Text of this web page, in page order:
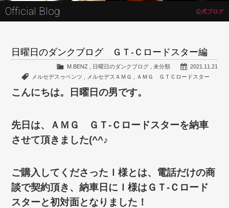
Official Blog 公式ブログ
日曜日のダンクブログ ＧＴ‐Ｃロードスター編
2021.11.21
M.BENZ 日曜日のダンクブログ, 未分類
メルセデスゥベンツ
メルセデスＡＭＧ ＡＭＧ ＧＴＣロードスター
こんにちは。日曜日の男です。
先日は、ＡＭＧ ＧＴ-Ｃロードスターを納車
させて頂きました(^^♪
ご購入してくださったＩ様とは、電話だけの商
談で契約頂き、納車日にＩ様はＧＴ-Ｃロード
スターと初対面となりました！